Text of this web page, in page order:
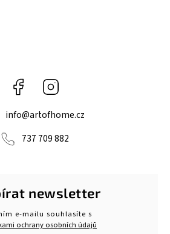
Facebook
info@artofhome.cz
737 709 882
newsletter
e-mailu souhlasíte s
ochrany osobních údajů